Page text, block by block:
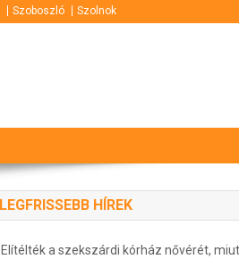
Szoboszló Szolnok
LEGFRISSEBB HÍREK
Elítélték a szekszárdi kórház nővérét,